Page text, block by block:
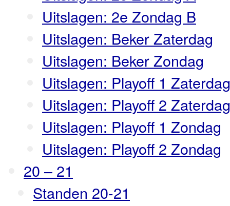
Uitslagen: 2e Zondag B
Uitslagen: Beker Zaterdag
Uitslagen: Beker Zondag
Uitslagen: Playoff 1 Zaterdag
Uitslagen: Playoff 2 Zaterdag
Uitslagen: Playoff 1 Zondag
Uitslagen: Playoff 2 Zondag
20 – 21
Standen 20-21